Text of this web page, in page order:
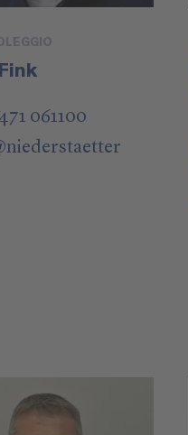
061100
niederstaetter